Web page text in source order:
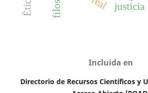
justicia
Incluida en
Directorio de Recursos Científicos y